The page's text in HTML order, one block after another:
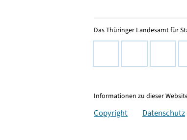
Das Thüringer Landesamt für
Informationen zu dieser
Copyright Datenschutz